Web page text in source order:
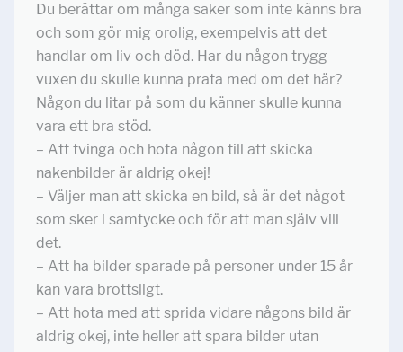
Du berättar om många saker som inte känns bra
och som gör mig orolig, exempelvis att det
handlar om liv och död. Har du någon trygg
vuxen du skulle kunna prata med om det här?
Någon du litar på som du känner skulle kunna
vara ett bra stöd.
– Att tvinga och hota någon till att skicka
nakenbilder är aldrig okej!
– Väljer man att skicka en bild, så är det något
som sker i samtycke och för att man själv vill
det.
– Att ha bilder sparade på personer under 15 år
kan vara brottsligt.
– Att hota med att sprida vidare någons bild är
aldrig okej, inte heller att spara bilder utan